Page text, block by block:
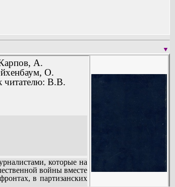
▼
А.
О.
читателю: В.В.
которые на
войны вместе
в партизанских